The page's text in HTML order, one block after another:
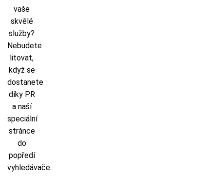
vaše
skvělé
služby?
Nebudete
litovat,
když se
dostanete
díky PR
a naší
speciální
stránce
do
popředí
vyhledávače.